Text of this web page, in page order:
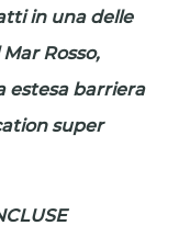
in una delle
Rosso,
estesa barriera
super